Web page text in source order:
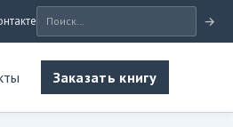
→
Заказать книгу